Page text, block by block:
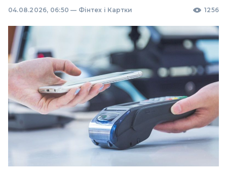
04.08.2026, 06:50 — Фінтех і Картки 1256